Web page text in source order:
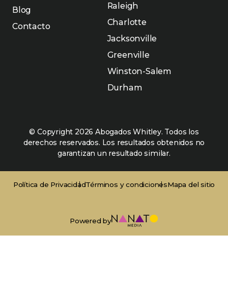
Blog
Contacto
Raleigh
Charlotte
Jacksonville
Greenville
Winston-Salem
Durham
© Copyright 2026 Abogados Whitley. Todos los
derechos reservados. Los resultados obtenidos no
garantizan un resultado similar.
Política de PrivacidadTérminos y condicionesMapa del sitio
Powered by